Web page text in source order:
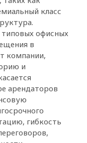
класс
офисных
в
компании,
и
арендаторов
гибкость